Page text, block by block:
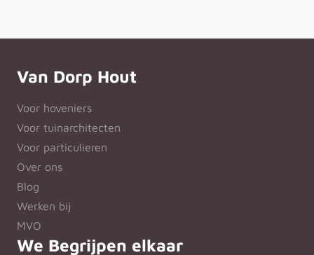
Van Dorp Hout
Voor hoveniers
Voor tuinarchitecten
Voor particulieren
Over ons
Blog
Werken bij
MVO
We Begrijpen elkaar